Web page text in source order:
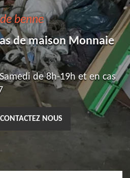
benne
de maison Monnaie
de 8h-19h et en cas
CONTACTEZ NOUS